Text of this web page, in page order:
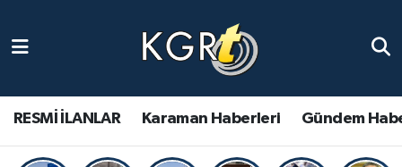
RESMİ İLANLAR Karaman Haberleri Gündem
Gündem Haberleri
Güncel Haberler